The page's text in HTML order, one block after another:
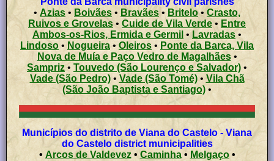
• Azias • Boivães • Bravães • Britelo• Crasto,
Ruivos e Grovelas • Cuide de Vila Verde• Entre
Ambos-os-Rios, Ermida e Germil • Lavradas •
Lindoso • Nogueira• Oleiros • Ponte da Barca, Vila
Nova de Muía e Paço Vedro de Magalhães•
Sampriz • Touvedo (São Lourenço e Salvador) •
Vade (São Pedro)• Vade (São Tomé)• Vila Chã
(São João Baptista e Santiago) •
Municípios do distrito de Viana do Castelo - Viana
do Castelo district municipalities
• Arcos de Valdevez•Caminha• Melgaço•